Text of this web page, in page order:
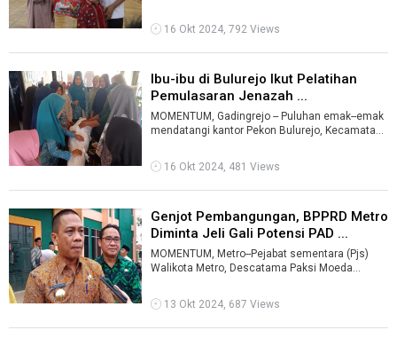
ba ...
16 Okt 2024, 792 Views
Ibu-ibu di Bulurejo Ikut Pelatihan
Pemulasaran Jenazah ...
MOMENTUM, Gadingrejo -- Puluhan emak--emak
mendatangi kantor Pekon Bulurejo, Kecamatan
16 Okt 2024, 481 Views
Genjot Pembangungan, BPPRD Metro
Diminta Jeli Gali Potensi PAD ...
MOMENTUM, Metro--Pejabat sementara (Pjs)
Walikota Metro, Descatama Paksi Moeda
Da ...
13 Okt 2024, 687 Views